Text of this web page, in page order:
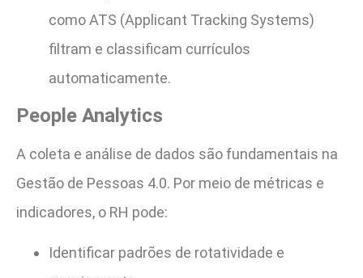
como ATS (Applicant Tracking Systems)
filtram e classificam currículos
automaticamente.
People Analytics
A coleta e análise de dados são fundamentais na
Gestão de Pessoas 4.0. Por meio de métricas e
indicadores, o RH pode:
Identificar padrões de rotatividade e